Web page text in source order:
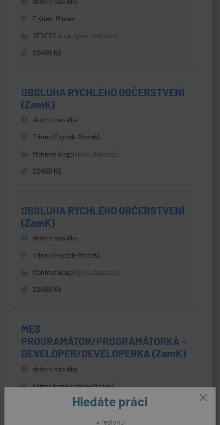
Frýdek-Místek
GEVEST s.r.o. (přes úřad práce)
22400 Kč
OBSLUHA RYCHLÉHO OBČERSTVENÍ
(ZamK)
aktivní nabídka
Třinec (Frýdek-Místek)
Mehmet Bagci (přes úřad práce)
22400 Kč
OBSLUHA RYCHLÉHO OBČERSTVENÍ
(ZamK)
aktivní nabídka
Třinec (Frýdek-Místek)
Mehmet Bagci (přes úřad práce)
22400 Kč
MES
PROGRAMÁTOR/PROGRAMÁTORKA -
DEVELOPER/DEVELOPERKA (ZamK)
aktivní nabídka
Nižní Lhoty (Frýdek-Místek)
Hyundai AutoEver Europe GmbH, organizační složka
Hledáte práci
v regionu